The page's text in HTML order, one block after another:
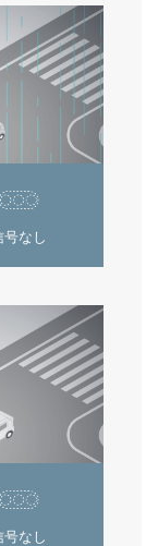
号なし
号なし